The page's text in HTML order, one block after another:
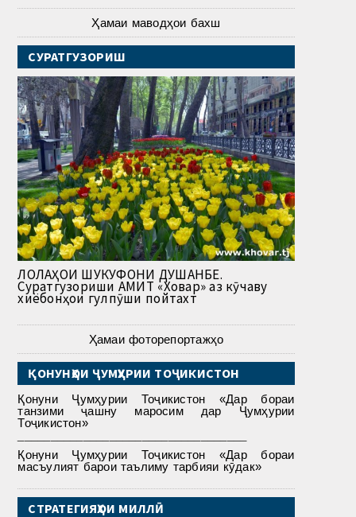
Ҳамаи маводҳои бахш
СУРАТГУЗОРИШ
ЛОЛАҲОИ ШУКУФОНИ ДУШАНБЕ.
Суратгузориши АМИТ «Ховар» аз кӯчаву
хиёбонҳои гулпӯши пойтахт
Ҳамаи фоторепортажҳо
ҚОНУНҲОИ ҶУМҲУРИИ ТОҶИКИСТОН
Қонуни Ҷумҳурии Тоҷикистон «Дар бораи
танзими ҷашну маросим дар Ҷумҳурии
Тоҷикистон»
Қонуни Ҷумҳурии Тоҷикистон «Дар бораи
масъулият барои таълиму тарбияи кӯдак»
СТРАТЕГИЯҲОИ МИЛЛӢ